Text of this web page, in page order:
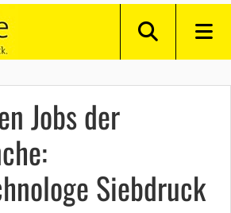
Jobs der
Siebdruck